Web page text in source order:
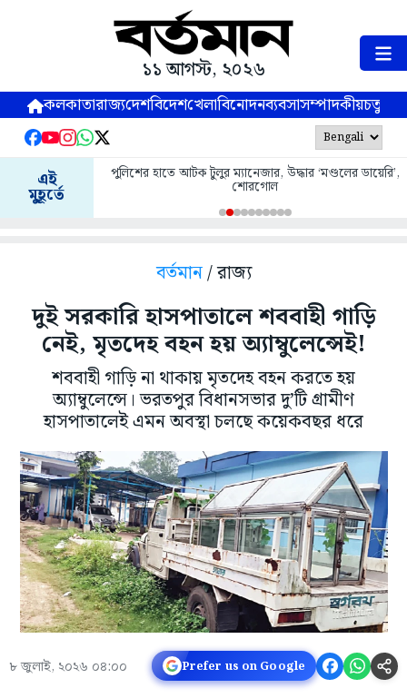
১১ আগস্ট, ২০২৬
কলকাতারাজ্যদেশবিদেশখেলাবিনোদনব্যবসাসম্পাদকীয়
এই
মুহূর্তে
পুলিশের হাতে আটক টুলুর ম্যানেজার, উদ্ধার ‘মণ্ডলের ডায়েরি’,
শোরগোল
বর্তমান/ রাজ্য
দুই সরকারি হাসপাতালে শববাহী গাড়ি
নেই, মৃতদেহ বহন হয় অ্যাম্বুলেন্সেই!
শববাহী গাড়ি না থাকায় মৃতদেহ বহন করতে হয়
অ্যাম্বুলেন্সে। ভরতপুর বিধানসভার দু’টি গ্রামীণ
হাসপাতালেই এমন অবস্থা চলছে কয়েকবছর ধরে
৮ জুলাই, ২০২৬ ০৪:০০ Prefer us on Google